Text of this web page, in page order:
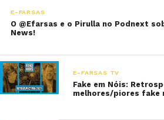
E-FARSAS
O @Efarsas e o Pirulla no Podnext
News!
E-FARSAS TV
Fake em Nóis:
melhores/piores fake